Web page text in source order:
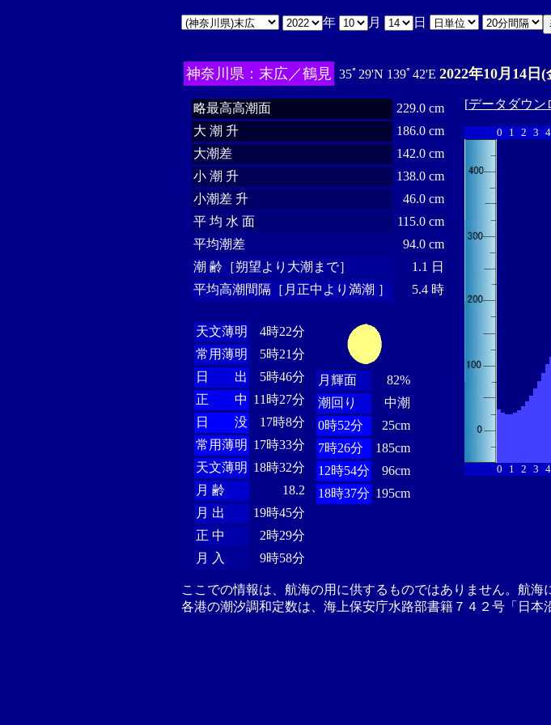
年 月 日
神奈川県：末広／鶴見 35ﾟ29'N 139ﾟ42'E 2022年10月14日(
略最高高潮面
229.0 cm
大 潮 升
186.0 cm
大潮差
142.0 cm
小 潮 升
138.0 cm
小潮差 升
46.0 cm
平 均 水 面
115.0 cm
平均潮差
94.0 cm
潮 齢［朔望より大潮まで］
1.1 日
平均高潮間隔［月正中より満潮 ］
5.4 時
天文薄明
4時22分
常用薄明
5時21分
日 出
5時46分
正 中 11時27分
日 没
17時8分
常用薄明 17時33分
天文薄明 18時32分
月 齢
18.2
月 出
19時45分
正 中
2時29分
月 入
9時58分
月輝面
82%
潮回り
中潮
0時52分
25cm
7時26分
185cm
12時54分
96cm
18時37分 195cm
[データダウン
0 1 2 3 4
0 1 2 3 4
ここでの情報は、航海の用に供するものではありません。航
各港の潮汐調和定数は、海上保安庁水路部書籍７４２号「日